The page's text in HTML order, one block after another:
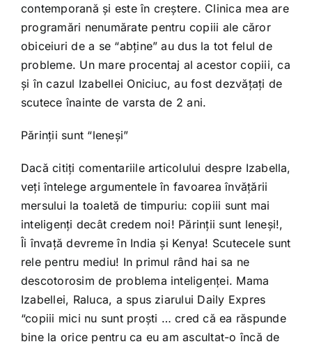
contemporană şi este în creştere. Clinica mea are
programări nenumărate pentru copiii ale căror
obiceiuri de a se “abţine” au dus la tot felul de
probleme. Un mare procentaj al acestor copiii, ca
şi în cazul Izabellei Oniciuc, au fost dezvăţaţi de
scutece înainte de varsta de 2 ani.
Părinţii sunt “leneşi”
Dacă citiţi comentariile articolului despre Izabella,
veţi întelege argumentele în favoarea învăţării
mersului la toaletă de timpuriu: copiii sunt mai
inteligenţi decât credem noi! Părinţii sunt leneşi!,
Îi învaţă devreme în India şi Kenya! Scutecele sunt
rele pentru mediu! In primul rând hai sa ne
descotorosim de problema inteligenţei. Mama
Izabellei, Raluca, a spus ziarului Daily Expres
“copiii mici nu sunt proşti … cred că ea răspunde
bine la orice pentru ca eu am ascultat-o încă de